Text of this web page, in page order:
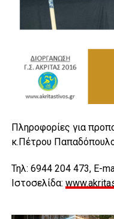
Πληροφορίες για
κ.Πέτρου
Τηλ: 6944 204 473, E-
Ιστοσελίδα: